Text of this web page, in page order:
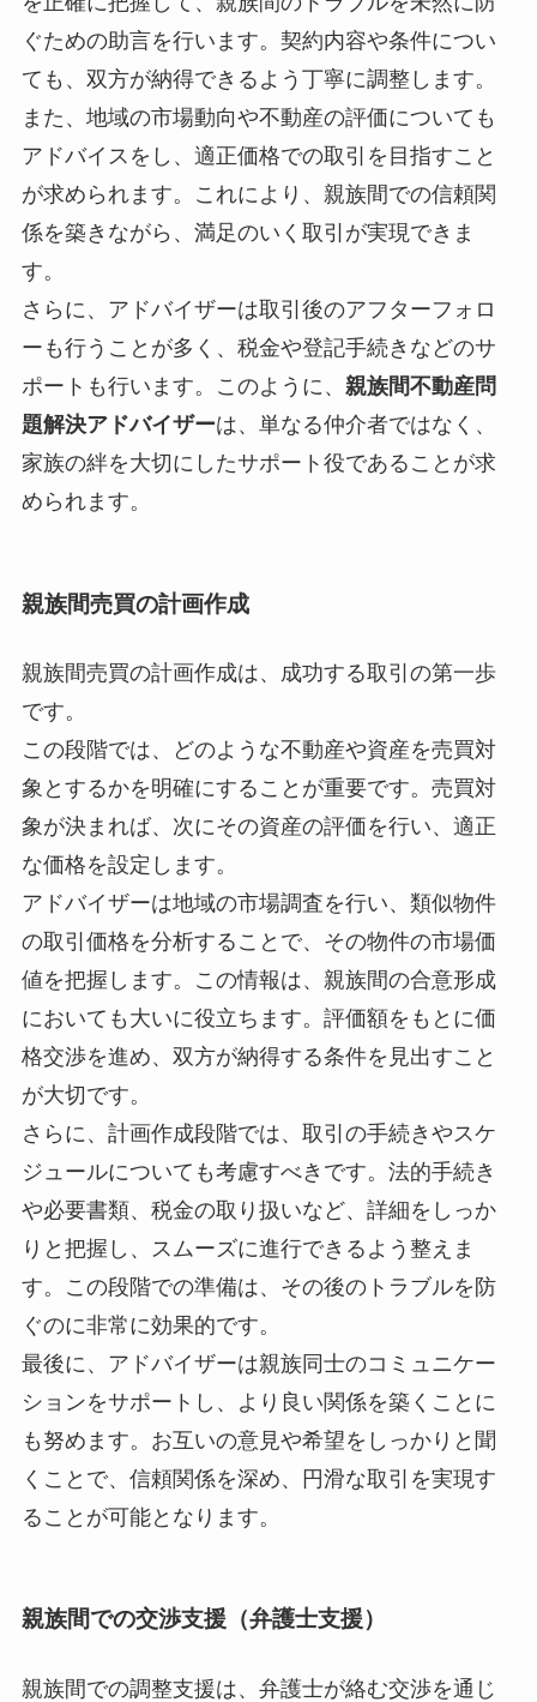
ぐための助言を行います。契約内容や条件につい
ても、双方が納得できるよう丁寧に調整します。
また、地域の市場動向や不動産の評価についても
アドバイスをし、適正価格での取引を目指すこと
が求められます。これにより、親族間での信頼関
係を築きながら、満足のいく取引が実現できま
す。
さらに、アドバイザーは取引後のアフターフォロ
ーも行うことが多く、税金や登記手続きなどのサ
ポートも行います。このように、 親族間不動産問
題解決アドバイザーは、単なる仲介者ではなく、
家族の絆を大切にしたサポート役であることが求
められます。
親族間売買の計画作成
親族間売買の計画作成は、成功する取引の第一歩
です。
この段階では、どのような不動産や資産を売買対
象とするかを明確にすることが重要です。売買対
象が決まれば、次にその資産の評価を行い、適正
な価格を設定します。
アドバイザーは地域の市場調査を行い、類似物件
の取引価格を分析することで、その物件の市場価
値を把握します。この情報は、親族間の合意形成
においても大いに役立ちます。評価額をもとに価
格交渉を進め、双方が納得する条件を見出すこと
が大切です。
さらに、計画作成段階では、取引の手続きやスケ
ジュールについても考慮すべきです。法的手続き
や必要書類、税金の取り扱いなど、詳細をしっか
りと把握し、スムーズに進行できるよう整えま
す。この段階での準備は、その後のトラブルを防
ぐのに非常に効果的です。
最後に、アドバイザーは親族同士のコミュニケー
ションをサポートし、より良い関係を築くことに
も努めます。お互いの意見や希望をしっかりと聞
くことで、信頼関係を深め、円滑な取引を実現す
ることが可能となります。
親族間での交渉支援（弁護士支援）
親族間での調整支援は、弁護士が絡む交渉を通じ